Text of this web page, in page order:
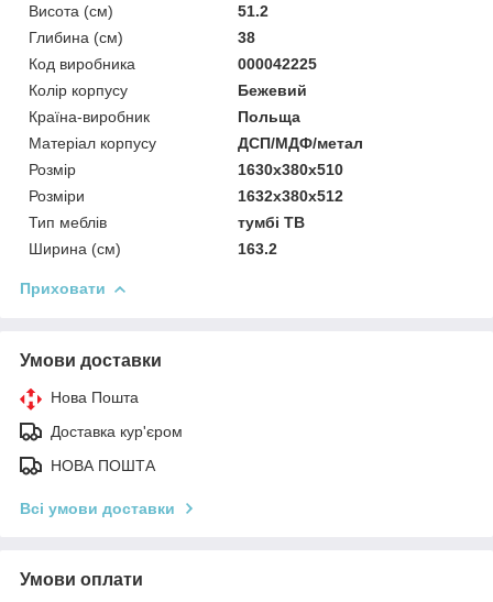
Висота (см)
51.2
Глибина (см)
38
Код виробника
000042225
Колір корпусу
Бежевий
Країна-виробник
Польща
Матеріал корпусу
ДСП/МДФ/метал
Розмір
1630x380x510
Розміри
1632x380x512
Тип меблів
тумбі ТВ
Ширина (см)
163.2
Приховати
Умови доставки
Нова Пошта
Доставка кур'єром
НОВА ПОШТА
Всі умови доставки
Умови оплати